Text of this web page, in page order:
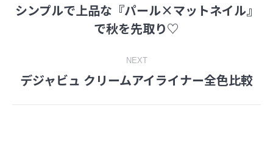
navigation
Previous
post:
シンプルで上品な『パール×マットネイル』
で秋を先取り♡
NEXT
Next
デジャビュ クリームアイライナー全色比較